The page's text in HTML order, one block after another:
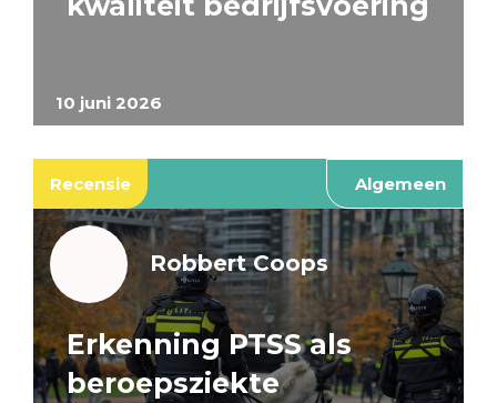
10 juni 2026
Recensie Algemeen
Robbert Coops
Erkenning PTSS als
beroepsziekte